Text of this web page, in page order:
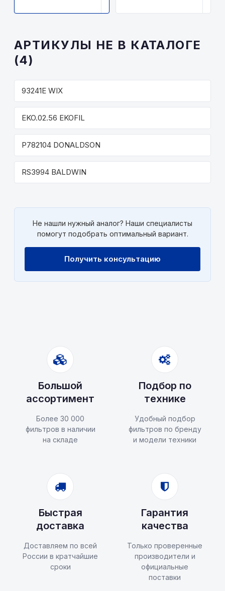
АРТИКУЛЫ НЕ В КАТАЛОГЕ
(4)
93241E WIX
EKO.02.56 EKOFIL
P782104 DONALDSON
RS3994 BALDWIN
Не нашли нужный аналог? Наши специалисты
помогут подобрать оптимальный вариант.
Получить консультацию
Большой
ассортимент
Более 30 000
фильтров в наличии
на складе
Подбор по
технике
Удобный подбор
фильтров по бренду
и модели техники
Быстрая
доставка
Доставляем по всей
России в кратчайшие
сроки
Гарантия
качества
Только проверенные
производители и
официальные
поставки